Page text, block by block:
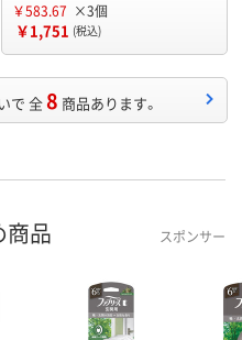
￥583.67 ×3個
￥1,751 (税込)
で 全8 商品あります。
商品 スポンサー